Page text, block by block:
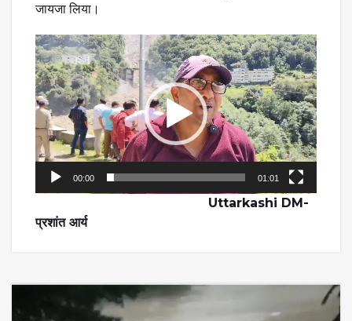
जायजा लिया।
Video
Player
00:00 01:01
Uttarkashi DM-
प्रशांत आर्य